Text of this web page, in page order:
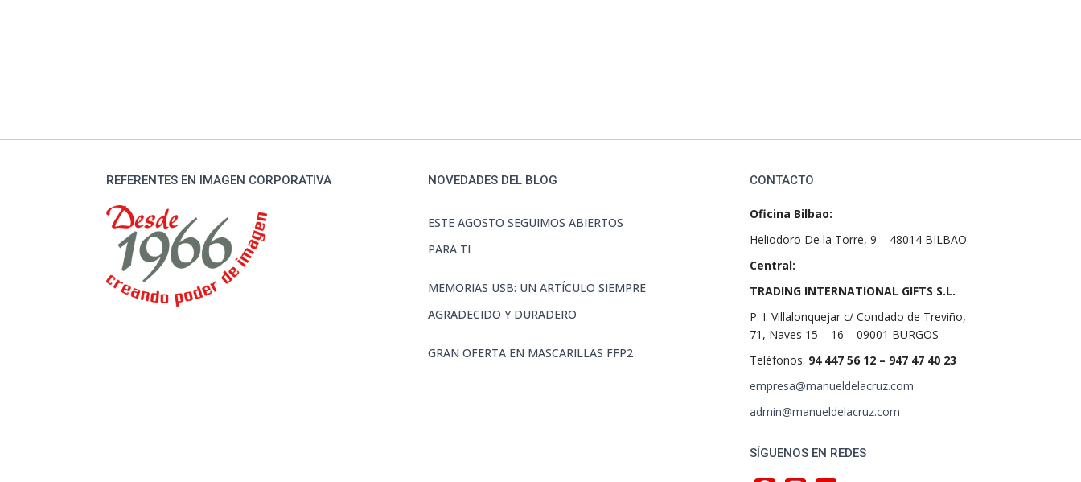
REFERENTES EN IMAGEN CORPORATIVA NOVEDADES DEL BLOG
ESTE AGOSTO SEGUIMOS ABIERTOS
PARA TI
MEMORIAS USB: UN ARTÍCULO SIEMPRE
AGRADECIDO Y DURADERO
GRAN OFERTA EN MASCARILLAS FFP2
CONTACTO
Oficina Bilbao:
Heliodoro De la Torre, 9 – 48014 BILBAO
Central:
TRADING INTERNATIONAL GIFTS S.L.
P. I. Villalonquejar c/ Condado de Treviño,
71, Naves 15 – 16 – 09001 BURGOS
Teléfonos: 94 447 56 12 – 947 47 40 23
empresa@manueldelacruz.com
admin@manueldelacruz.com
SÍGUENOS EN REDES